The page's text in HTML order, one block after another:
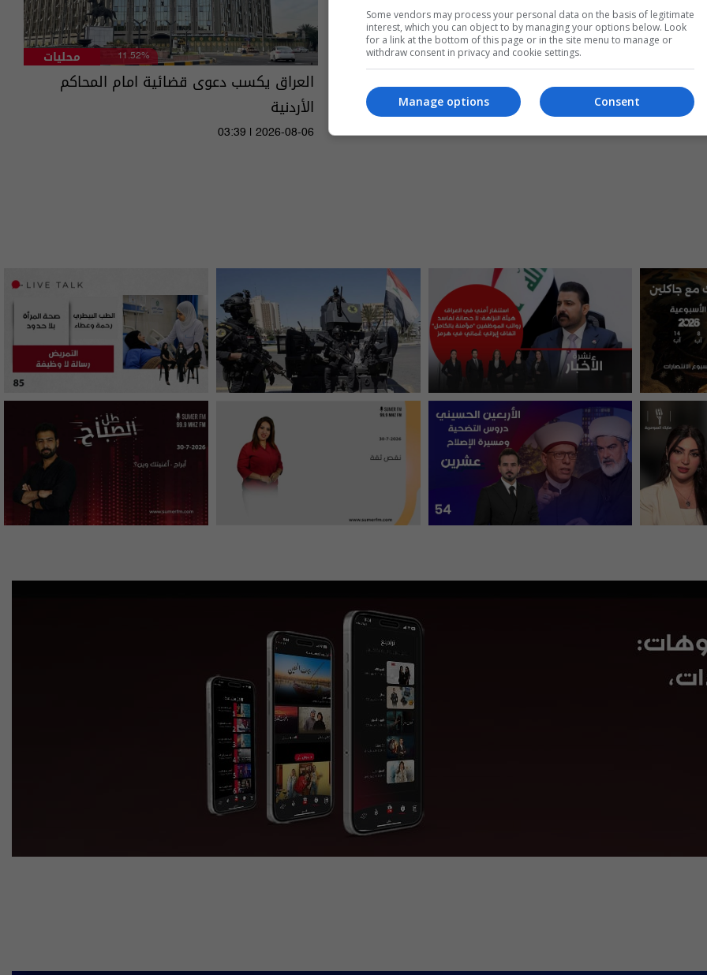
محليات 11.52%
العراق يكسب دعوى قضائية امام المحاكم
الأردنية
03:39 | 2026-08-06
Some vendors may process your personal data on the basis of legitimate
interest, which you can object to by managing your options below. Look
for a link at the bottom of this page or in the site menu to manage or
withdraw consent in privacy and cookie settings.
Consent
Manage options